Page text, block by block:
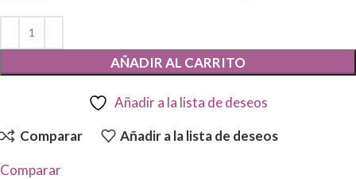
AÑADIR AL CARRITO
Añadir a la lista de deseos
Comparar Añadir a la lista de deseos
Comparar